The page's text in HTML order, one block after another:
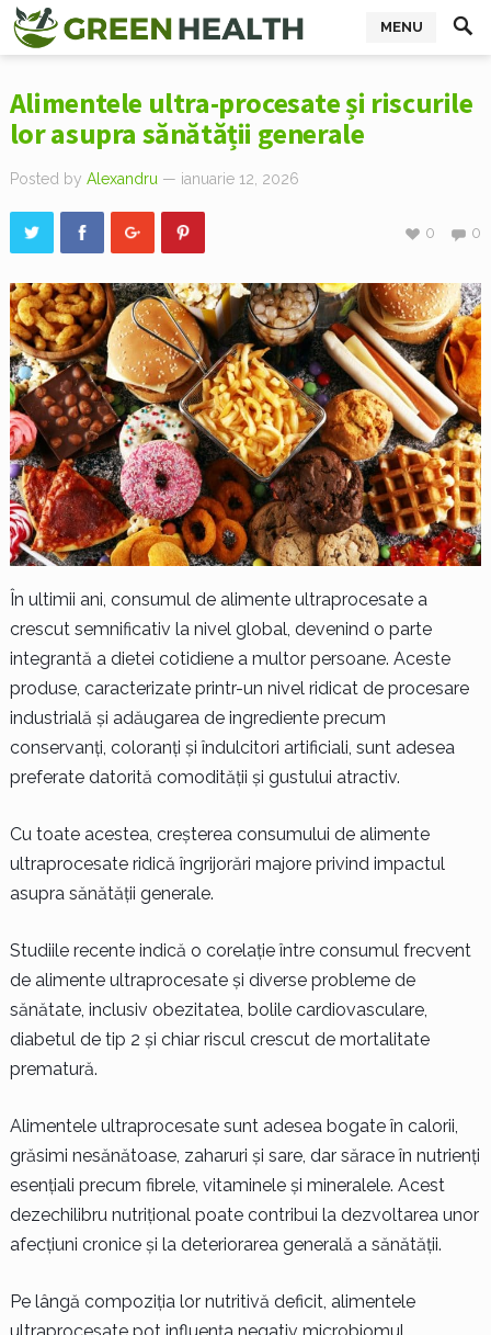
MENU
Alimentele ultra-procesate și riscurile
lor asupra sănătății generale
Posted by Alexandru — ianuarie 12, 2026
0
0
În ultimii ani, consumul de alimente ultraprocesate a
crescut semnificativ la nivel global, devenind o parte
integrantă a dietei cotidiene a multor persoane. Aceste
produse, caracterizate printr-un nivel ridicat de procesare
industrială și adăugarea de ingrediente precum
conservanți, coloranți și îndulcitori artificiali, sunt adesea
preferate datorită comodității și gustului atractiv.
Cu toate acestea, creșterea consumului de alimente
ultraprocesate ridică îngrijorări majore privind impactul
asupra sănătății generale.
Studiile recente indică o corelație între consumul frecvent
de alimente ultraprocesate și diverse probleme de
sănătate, inclusiv obezitatea, bolile cardiovasculare,
diabetul de tip 2 și chiar riscul crescut de mortalitate
prematură.
Alimentele ultraprocesate sunt adesea bogate în calorii,
grăsimi nesănătoase, zaharuri și sare, dar sărace în nutrienți
esențiali precum fibrele, vitaminele și mineralele. Acest
dezechilibru nutrițional poate contribui la dezvoltarea unor
afecțiuni cronice și la deteriorarea generală a sănătății.
Pe lângă compoziția lor nutritivă deficit, alimentele